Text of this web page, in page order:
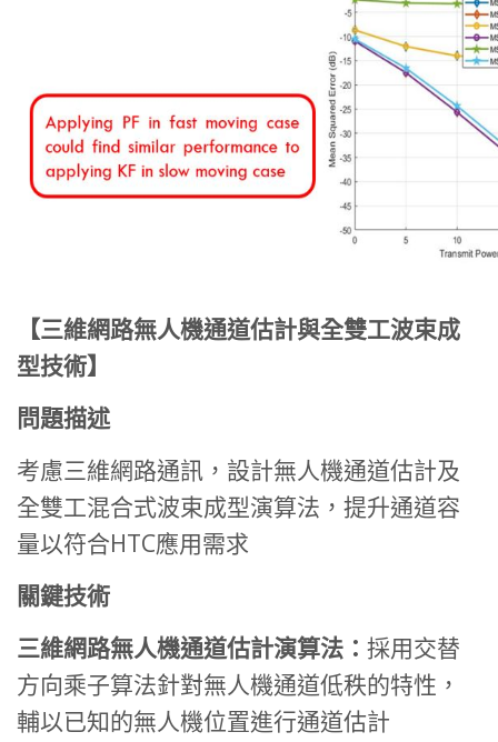
【三維網路無人機通道估計與全雙工波束成
型技術】
問題描述
考慮三維網路通訊，設計無人機通道估計及
全雙工混合式波束成型演算法，提升通道容
量以符合HTC應用需求
關鍵技術
三維網路無人機通道估計演算法： 採用交替
方向乘子算法針對無人機通道低秩的特性，
輔以已知的無人機位置進行通道估計